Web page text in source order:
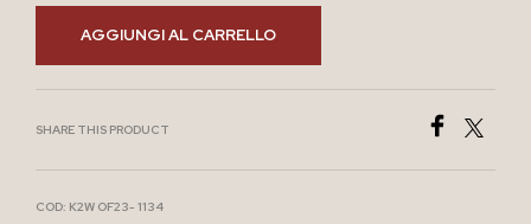
AGGIUNGI AL CARRELLO
SHARE THIS PRODUCT
COD: K2W OF23- 1134